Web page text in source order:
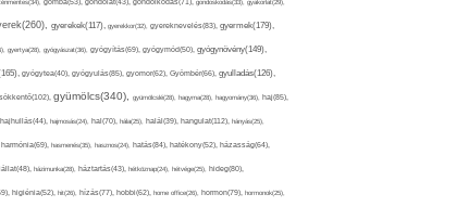
gomba(53), gondolat(43), gondolkodás(71), gondoskodás(33), gyakorlat(29),
gyerekek(117), gyerekkor(32), gyereknevelés(83), gyermek(179),
gyertya(28), gyógyászat(36), gyógyítás(69), gyógymód(50), gyógynövény(149),
gyógytea(40), gyógyulás(85), gyomor(62), Gyömbér(66), gyulladás(126),
gyümölcs(340), gyümölcslé(28), hagyma(28), hagyomány(36), haj(85),
hajhullás(44), hajmosás(24), hal(70), hála(25), halál(39), hangulat(112), hányás(25),
harmónia(69), hasmenés(35), hasznos(24), hatás(84), hatékony(52), házasság(64),
házimunka(28), háztartás(43), hétköznap(24), hétvége(25), hideg(80),
higiénia(52), hit(26), hízás(77), hobbi(62), home office(26), hormon(79), hormonok(25),